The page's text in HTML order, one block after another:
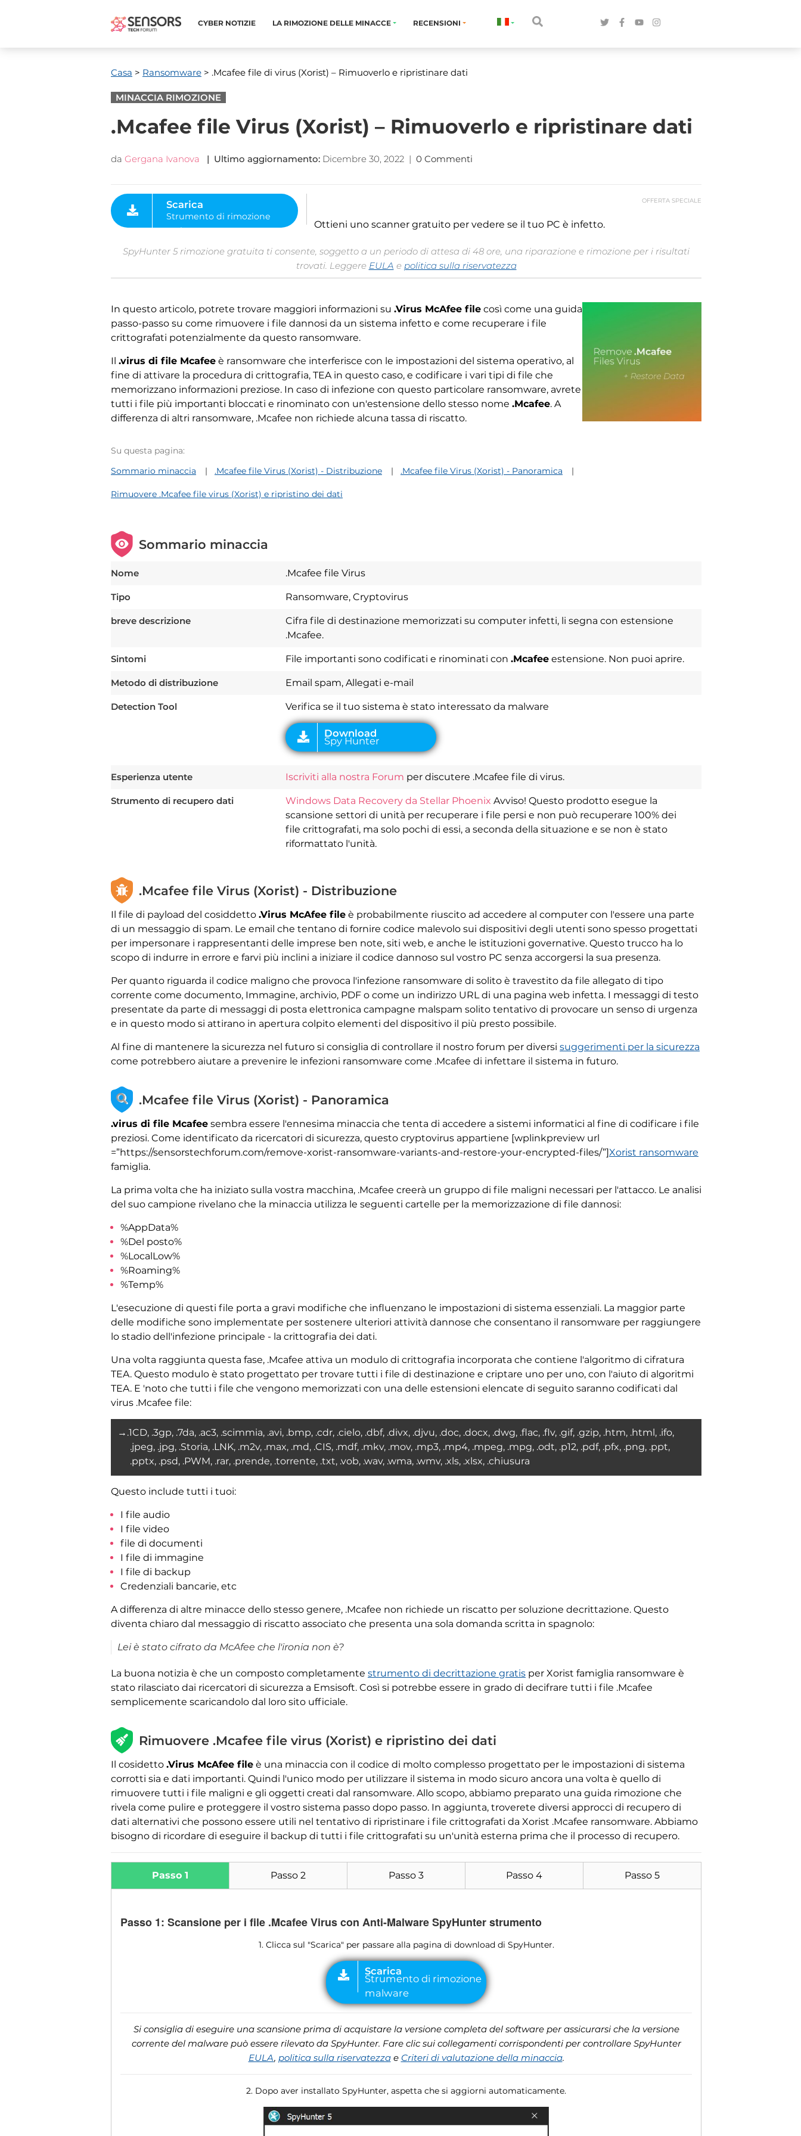
CYBER ​​NOTIZIE LA RIMOZIONE DELLE MINACCE RECENSIONI
Casa > Ransomware > .Mcafee file di virus (Xorist) – Rimuoverlo e ripristinare dati
MINACCIA RIMOZIONE
.Mcafee file Virus (Xorist) – Rimuoverlo e ripristinare dati
da Gergana Ivanova | Ultimo aggiornamento: Dicembre 30, 2022 | 0 Commenti
OFFERTA SPECIALE
Strumento di rimozione
malware
Ottieni uno scanner gratuito per vedere se il tuo PC è infetto.
SpyHunter 5 rimozione gratuita ti consente, soggetto a un periodo di attesa di 48 ore, una riparazione e rimozione per i risultati
trovati. Leggere EULA e politica sulla riservatezza
In questo articolo, potrete trovare maggiori informazioni su .Virus McAfee file così come una guida
passo-passo su come rimuovere i file dannosi da un sistema infetto e come recuperare i file
crittografati potenzialmente da questo ransomware.
Il .virus di file Mcafee è ransomware che interferisce con le impostazioni del sistema operativo, al
fine di attivare la procedura di crittografia, TEA in questo caso, e codificare i vari tipi di file che
memorizzano informazioni preziose. In caso di infezione con questo particolare ransomware, avrete
tutti i file più importanti bloccati e rinominato con un'estensione dello stesso nome .Mcafee. A
differenza di altri ransomware, .Mcafee non richiede alcuna tassa di riscatto.
Su questa pagina:
Sommario minaccia
.Mcafee file Virus (Xorist) - Distribuzione .Mcafee file Virus (Xorist) - Panoramica
Rimuovere .Mcafee file virus (Xorist) e ripristino dei dati
Sommario minaccia
Nome .Mcafee file Virus
Tipo Ransomware, Cryptovirus
breve descrizione
Cifra file di destinazione memorizzati su computer infetti, li segna con estensione
.Mcafee.
Sintomi File importanti sono codificati e rinominati con .Mcafee estensione. Non puoi aprire.
Metodo di distribuzione Email spam, Allegati e-mail
Detection Tool Verifica se il tuo sistema è stato interessato da malware
Download
Esperienza utente Iscriviti alla nostra Forum per discutere .Mcafee file di virus.
Strumento di recupero dati Windows Data Recovery da Stellar Phoenix Avviso! Questo prodotto esegue la
scansione settori di unità per recuperare i file persi e non può recuperare 100% dei
file crittografati, ma solo pochi di essi, a seconda della situazione e se non è stato
riformattato l'unità.
.Mcafee file Virus (Xorist) - Distribuzione
Il file di payload del cosiddetto .Virus McAfee file è probabilmente riuscito ad accedere al computer con l'essere una parte
di un messaggio di spam. Le email che tentano di fornire codice malevolo sui dispositivi degli utenti sono spesso progettati
per impersonare i rappresentanti delle imprese ben note, siti web, e anche le istituzioni governative. Questo trucco ha lo
scopo di indurre in errore e farvi più inclini a iniziare il codice dannoso sul vostro PC senza accorgersi la sua presenza.
Per quanto riguarda il codice maligno che provoca l'infezione ransomware di solito è travestito da file allegato di tipo
corrente come documento, Immagine, archivio, PDF o come un indirizzo URL di una pagina web infetta. I messaggi di testo
presentate da parte di messaggi di posta elettronica campagne malspam solito tentativo di provocare un senso di urgenza
e in questo modo si attirano in apertura colpito elementi del dispositivo il più presto possibile.
Al fine di mantenere la sicurezza nel futuro si consiglia di controllare il nostro forum per diversi suggerimenti per la sicurezza
come potrebbero aiutare a prevenire le infezioni ransomware come .Mcafee di infettare il sistema in futuro.
.Mcafee file Virus (Xorist) - Panoramica
.virus di file Mcafee sembra essere l'ennesima minaccia che tenta di accedere a sistemi informatici al fine di codificare i file
preziosi. Come identificato da ricercatori di sicurezza, questo cryptovirus appartiene [wplinkpreview url
=”https://sensorstechforum.com/remove-xorist-ransomware-variants-and-restore-your-encrypted-files/”]Xorist ransomware
famiglia.
La prima volta che ha iniziato sulla vostra macchina, .Mcafee creerà un gruppo di file maligni necessari per l'attacco. Le analisi
del suo campione rivelano che la minaccia utilizza le seguenti cartelle per la memorizzazione di file dannosi:
%AppData%
%Del posto%
%LocalLow%
%Roaming%
%Temp%
L'esecuzione di questi file porta a gravi modifiche che influenzano le impostazioni di sistema essenziali. La maggior parte
delle modifiche sono implementate per sostenere ulteriori attività dannose che consentano il ransomware per raggiungere
lo stadio dell'infezione principale - la crittografia dei dati.
Una volta raggiunta questa fase, .Mcafee attiva un modulo di crittografia incorporata che contiene l'algoritmo di cifratura
TEA. Questo modulo è stato progettato per trovare tutti i file di destinazione e criptare uno per uno, con l'aiuto di algoritmi
TEA. E 'noto che tutti i file che vengono memorizzati con una delle estensioni elencate di seguito saranno codificati dal
virus .Mcafee file:
→.1CD, .3gp, .7da, .ac3, .scimmia, .avi, .bmp, .cdr, .cielo, .dbf, .divx, .djvu, .doc, .docx, .dwg, .flac, .flv, .gif, .gzip, .htm, .html, .ifo,
.jpeg, .jpg, .Storia, .LNK, .m2v, .max, .md, .CIS, .mdf, .mkv, .mov, .mp3, .mp4, .mpeg, .mpg, .odt, .p12, .pdf, .pfx, .png, .ppt,
.pptx, .psd, .PWM, .rar, .prende, .torrente, .txt, .vob, .wav, .wma, .wmv, .xls, .xlsx, .chiusura
Questo include tutti i tuoi:
I file audio
I file video
file di documenti
I file di immagine
I file di backup
Credenziali bancarie, etc
A differenza di altre minacce dello stesso genere, .Mcafee non richiede un riscatto per soluzione decrittazione. Questo
diventa chiaro dal messaggio di riscatto associato che presenta una sola domanda scritta in spagnolo:
Lei è stato cifrato da McAfee che l'ironia non è?
La buona notizia è che un composto completamente strumento di decrittazione gratis per Xorist famiglia ransomware è
stato rilasciato dai ricercatori di sicurezza a Emsisoft. Così si potrebbe essere in grado di decifrare tutti i file .Mcafee
semplicemente scaricandolo dal loro sito ufficiale.
Rimuovere .Mcafee file virus (Xorist) e ripristino dei dati
Il cosidetto .Virus McAfee file è una minaccia con il codice di molto complesso progettato per le impostazioni di sistema
corrotti sia e dati importanti. Quindi l'unico modo per utilizzare il sistema in modo sicuro ancora una volta è quello di
rimuovere tutti i file maligni e gli oggetti creati dal ransomware. Allo scopo, abbiamo preparato una guida rimozione che
rivela come pulire e proteggere il vostro sistema passo dopo passo. In aggiunta, troverete diversi approcci di recupero di
dati alternativi che possono essere utili nel tentativo di ripristinare i file crittografati da Xorist .Mcafee ransomware. Abbiamo
bisogno di ricordare di eseguire il backup di tutti i file crittografati su un'unità esterna prima che il processo di recupero.
Passo 1 Passo 2 Passo 3 Passo 4 Passo 5
Passo 1: Scansione per i file .Mcafee Virus con Anti-Malware SpyHunter strumento
1. Clicca sul "Scarica" per passare alla pagina di download di SpyHunter.
Scarica
Strumento di rimozione
malware
Si consiglia di eseguire una scansione prima di acquistare la versione completa del software per assicurarsi che la versione
corrente del malware può essere rilevato da SpyHunter. Fare clic sui collegamenti corrispondenti per controllare SpyHunter
EULA, politica sulla riservatezzae Criteri di valutazione della minaccia.
2. Dopo aver installato SpyHunter, aspetta che si aggiorni automaticamente.